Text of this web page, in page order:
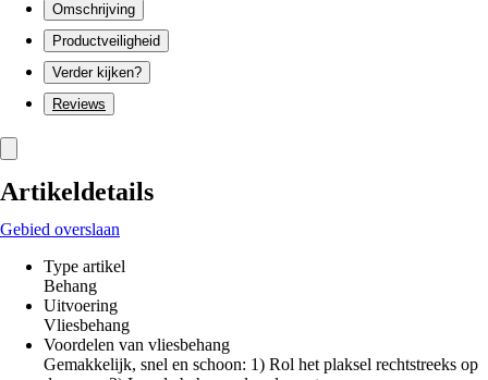
Omschrijving
Productveiligheid
Verder kijken?
Reviews
Artikeldetails
Gebied overslaan
Type artikel
Behang
Uitvoering
Vliesbehang
Voordelen van vliesbehang
Gemakkelijk, snel en schoon: 1) Rol het plaksel rechtstreeks op